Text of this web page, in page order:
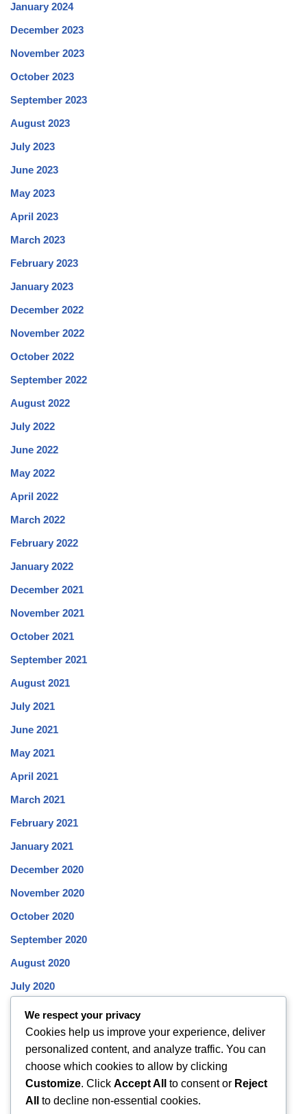
January 2024
December 2023
November 2023
October 2023
September 2023
August 2023
July 2023
June 2023
May 2023
April 2023
March 2023
February 2023
January 2023
December 2022
November 2022
October 2022
September 2022
August 2022
July 2022
June 2022
May 2022
April 2022
March 2022
February 2022
January 2022
December 2021
November 2021
October 2021
September 2021
August 2021
July 2021
June 2021
May 2021
April 2021
March 2021
February 2021
January 2021
December 2020
November 2020
October 2020
September 2020
August 2020
July 2020
June 2020
May 2020
April 2020
March 2020
February 2020
We respect your privacy
Cookies help us improve your experience, deliver
personalized content, and analyze traffic. You can
choose which cookies to allow by clicking
Customize. Click Accept All to consent or Reject
All
to decline non-essential cookies.